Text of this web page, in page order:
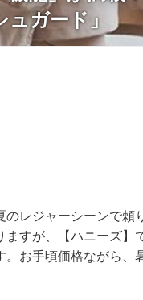
ガード」
のレジャーシーンで頼
ますが、【ハニーズ】
。お手頃価格ながら、